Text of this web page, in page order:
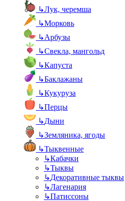
↳Лук, черемша
↳Морковь
↳Арбузы
↳Свекла, мангольд
↳Капуста
↳Баклажаны
↳Кукуруза
↳Перцы
↳Дыни
↳Земляника, ягоды
↳Тыквенные
↳Кабачки
↳Тыквы
↳Декоративные тыквы
↳Лагенария
↳Патиссоны